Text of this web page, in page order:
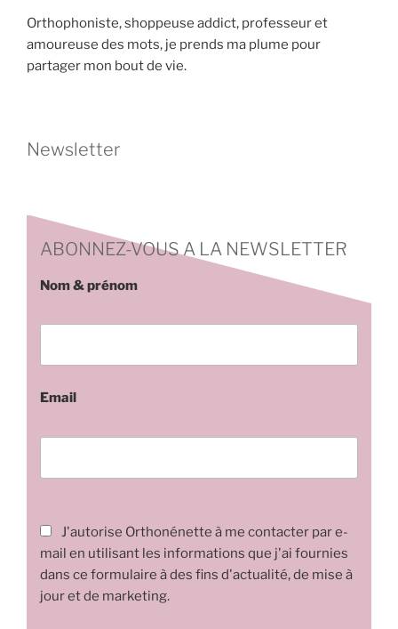
Orthophoniste, shoppeuse addict, professeur et
amoureuse des mots, je prends ma plume pour
partager mon bout de vie.
Newsletter
ABONNEZ-VOUS A LA NEWSLETTER
Nom & prénom
Email
J'autorise Orthonénette à me contacter par e-
mail en utilisant les informations que j'ai fournies
dans ce formulaire à des fins d'actualité, de mise à
jour et de marketing.